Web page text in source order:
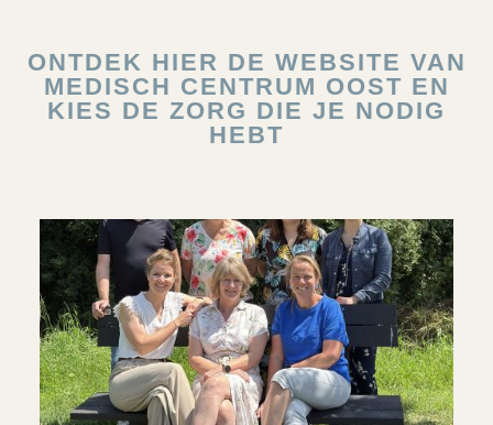
ONTDEK HIER DE WEBSITE VAN
MEDISCH CENTRUM OOST EN
KIES DE ZORG DIE JE NODIG
HEBT